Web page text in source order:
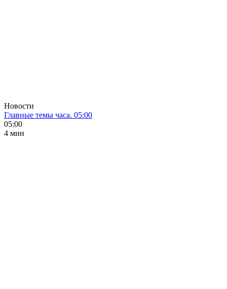
Новости
Главные темы часа. 05:00
05:00
4 мин